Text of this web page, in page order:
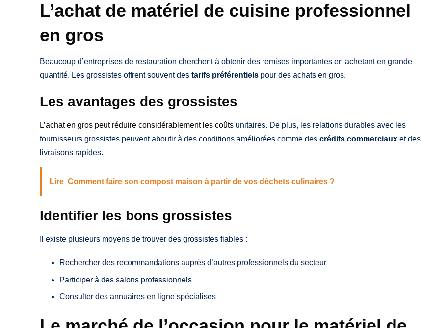
L’achat de matériel de cuisine professionnel
en gros
Beaucoup d’entreprises de restauration cherchent à obtenir des remises importantes en achetant en grande
quantité. Les grossistes offrent souvent des tarifs préférentiels pour des achats en gros.
Les avantages des grossistes
L’achat en gros peut réduire considérablement les coûts unitaires. De plus, les relations durables avec les
fournisseurs grossistes peuvent aboutir à des conditions améliorées comme des crédits commerciaux et des
livraisons rapides.
Lire Comment faire son compost maison à partir de vos déchets culinaires ?
Identifier les bons grossistes
Il existe plusieurs moyens de trouver des grossistes fiables :
Rechercher des recommandations auprès d’autres professionnels du secteur
Participer à des salons professionnels
Consulter des annuaires en ligne spécialisés